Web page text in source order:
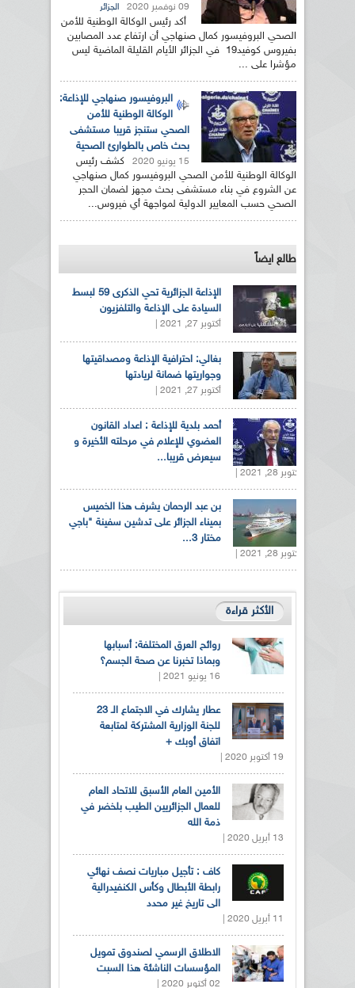
09 نوفمبر 2020 الجزائر
أكد رئيس الوكالة الوطنية للأمن
الصحي البروفيسور كمال صنهاجي أن ارتفاع عدد المصابين
بفيروس كوفيد19 في الجزائر الأيام القليلة الماضية ليس
مؤشرا على ...
البروفيسور صنهاجي للإذاعة:
الوكالة الوطنية للأمن
الصحي ستنجز قريبا مستشفى
بحث خاص بالطوارئ الصحية
15 يونيو 2020
كشف رئيس
الوكالة الوطنية للأمن الصحي البروفيسور كمال صنهاجي
عن الشروع في بناء مستشفى بحث مجهز لضمان الحجر
الصحي حسب المعايير الدولية لمواجهة أي فيروس...
طالع ايضاً
الإذاعة الجزائرية تحي الذكرى 59 لبسط
السيادة على الإذاعة والتلفزيون
أكتوبر 27, 2021 |
بغالي: احترافية الإذاعة ومصداقيتها
وجواريتها ضمانة لريادتها
أكتوبر 27, 2021 |
أحمد بلدية للإذاعة : اعداد القانون
العضوي للإعلام في مرحلته الأخيرة و
سيعرض قريبا...
أكتوبر 28, 2021 |
بن عبد الرحمان يشرف هذا الخميس
بميناء الجزائر على تدشين سفينة "باجي
مختار 3...
أكتوبر 28, 2021 |
الأكثر قراءة
روائح العرق المختلفة: أسبابها
وبماذا تخبرنا عن صحة الجسم؟
16 يونيو 2021 |
عطار يشارك في الاجتماع الـ 23
للجنة الوزارية المشتركة لمتابعة
اتفاق أوبك +
19 أكتوبر 2020 |
الأمين العام الأسبق للاتحاد العام
للعمال الجزائريين الطيب بلخضر في
ذمة الله
13 أبريل 2020 |
كاف : تأجيل مباريات نصف نهائي
رابطة الأبطال وكأس الكنفيدرالية
الى تاريخ غير محدد
11 أبريل 2020 |
الاطلاق الرسمي لصندوق تمويل
المؤسسات الناشئة هذا السبت
02 أكتوبر 2020 |